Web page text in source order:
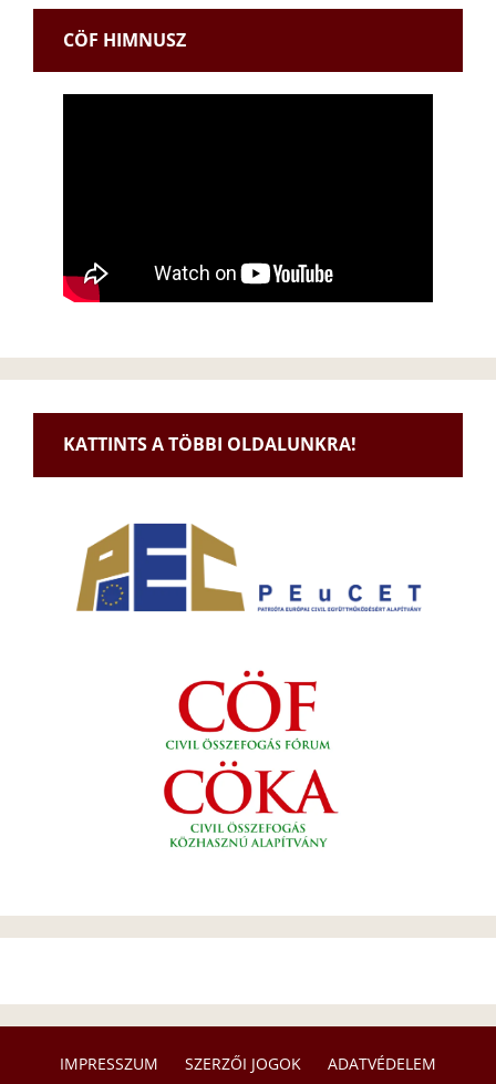
CÖF HIMNUSZ
KATTINTS A TÖBBI OLDALUNKRA!
IMPRESSZUM SZERZŐI JOGOK ADATVÉDELEM